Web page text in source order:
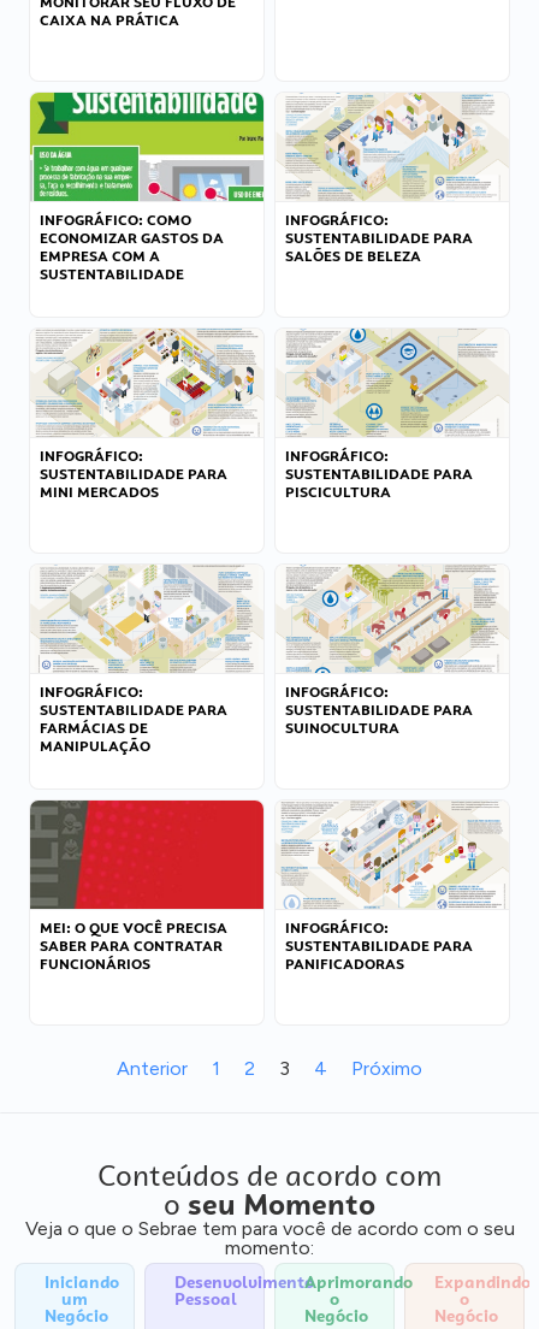
CAIXA NA PRÁTICA
INFOGRÁFICO: COMO
ECONOMIZAR GASTOS DA
EMPRESA COM A
SUSTENTABILIDADE
INFOGRÁFICO:
SUSTENTABILIDADE PARA
SALÕES DE BELEZA
INFOGRÁFICO:
SUSTENTABILIDADE PARA
MINI MERCADOS
INFOGRÁFICO:
SUSTENTABILIDADE PARA
PISCICULTURA
INFOGRÁFICO:
SUSTENTABILIDADE PARA
FARMÁCIAS DE
MANIPULAÇÃO
INFOGRÁFICO:
SUSTENTABILIDADE PARA
SUINOCULTURA
MEI: O QUE VOCÊ PRECISA
SABER PARA CONTRATAR
FUNCIONÁRIOS
INFOGRÁFICO:
SUSTENTABILIDADE PARA
PANIFICADORAS
Anterior 1 2 3 4 Próximo
Conteúdos de acordo com
o seu Momento
Veja o que o Sebrae tem para você de acordo com o seu
momento:
Iniciando
um
Negócio
Desenvolvimento
Pessoal
Aprimorando
o
Negócio
Expandindo
o
Negócio